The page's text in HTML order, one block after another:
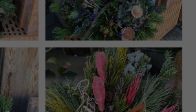
Suite 600
94102